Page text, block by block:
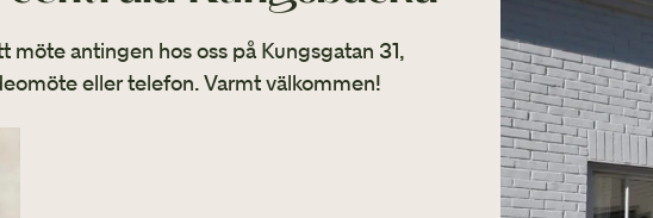
möte antingen hos oss på Kungsgatan 31,
eller telefon. Varmt välkommen!